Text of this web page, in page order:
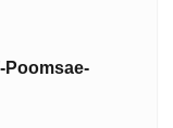
Poomsae-